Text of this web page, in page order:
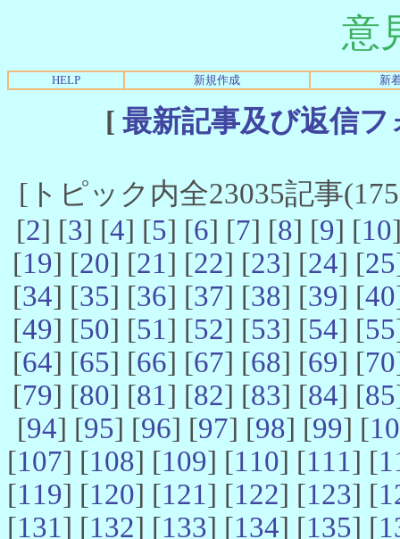
意
HELP 新規作成 新
[ 最新記事及び返信
[トピック内全23035記事
[2] [3] [4] [5] [6] [7] [8] [9] [10
[19] [20] [21] [22] [23] [24] [25
[34] [35] [36] [37] [38] [39] [40
[49] [50] [51] [52] [53] [54] [55
[64] [65] [66] [67] [68] [69] [70
[79] [80] [81] [82] [83] [84] [85
[94] [95] [96] [97] [98] [99] [
[107] [108] [109] [110] [111] [
[119] [120] [121] [122] [123] [
[131] [132] [133] [134] [135] [